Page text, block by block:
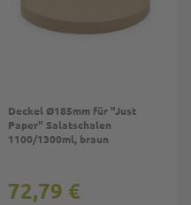
Deckel Ø185mm für "Just
Paper" Salatschalen
1100/1300ml, braun
72,79 €